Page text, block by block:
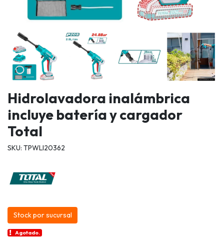
Hidrolavadora inalámbrica
incluye batería y cargador
Total
SKU: TPWLI20362
Stock por sucursal
Agotado.